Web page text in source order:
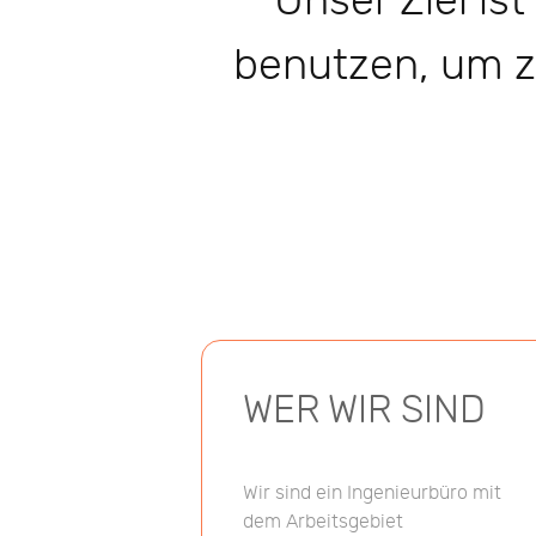
benutzen, um
WER WIR SIND
Wir sind ein Ingenieurbüro mit
dem Arbeitsgebiet